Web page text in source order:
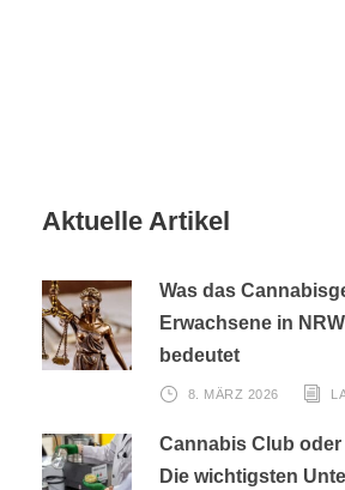
Aktuelle Artikel
Was das
Erwachsene in
bedeutet
8. MÄRZ 2026
Cannabis Club
Die wichtigsten